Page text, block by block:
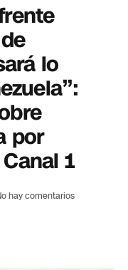
lo
por
1
hay comentarios